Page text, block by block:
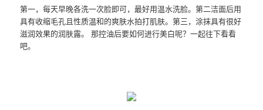
第一，每天早晚各洗一次脸即可，最好用温水洗脸。第二洁面后用
具有收缩毛孔且性质温和的爽肤水拍打肌肤。第三，涂抹具有很好
滋润效果的润肤露。 那控油后要如何进行美白呢？一起往下看看
吧。